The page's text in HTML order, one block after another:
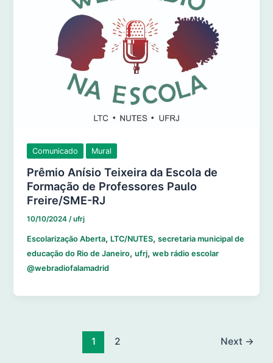
Comunicado Mural
Prêmio Anísio Teixeira da Escola de
Formação de Professores Paulo
Freire/SME-RJ
10/10/2024 /ufrj
Escolarização Aberta, LTC/NUTES,secretaria municipal de
educação do Rio de Janeiro,ufrj,web rádio escolar
@webradiofalamadrid
1 2 Next →